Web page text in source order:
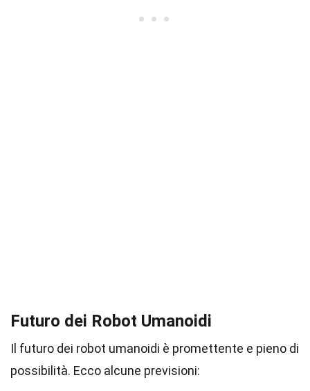
Futuro dei Robot Umanoidi
Il futuro dei robot umanoidi è promettente e pieno di
possibilità. Ecco alcune previsioni: